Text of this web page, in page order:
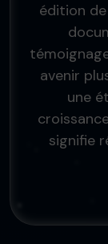
édition
avenir
une
signifie